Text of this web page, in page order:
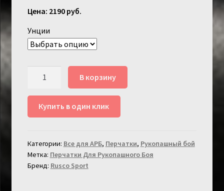
2190 руб.
Унции
Количество
Перчатки
Rusco
Sport
синие
В корзину
Купить в один клик
Категории: Все для АРБ, Перчатки, Рукопашный бой
Метка: Перчатки Для Рукопашного Боя
Бренд: Rusco Sport